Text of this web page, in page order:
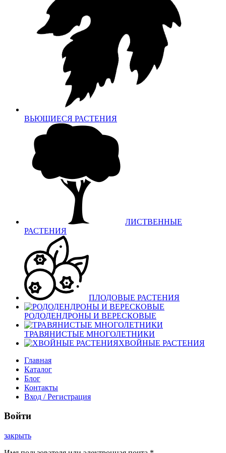
ВЬЮЩИЕСЯ РАСТЕНИЯ
ЛИСТВЕННЫЕ
РАСТЕНИЯ
ПЛОДОВЫЕ РАСТЕНИЯ
РОДОДЕНДРОНЫ И ВЕРЕСКОВЫЕ
ТРАВЯНИСТЫЕ МНОГОЛЕТНИКИ
ХВОЙНЫЕ РАСТЕНИЯ
Главная
Каталог
Блог
Контакты
Вход / Регистрация
Войти
закрыть